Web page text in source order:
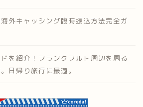
外キャッシング臨時振込方法完全ガ
を紹介！フランクフルト周辺を周る
日帰り旅行に最適。